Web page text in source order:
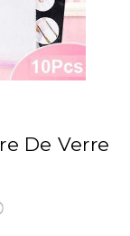
De Verre